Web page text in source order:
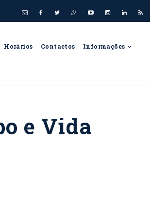
Horários Contactos Informações
e Vida